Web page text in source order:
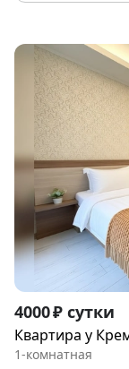
Item
1
of
4000 ₽ сутки
Квартира у
1-комнатная